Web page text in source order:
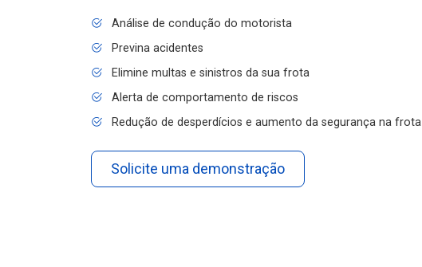
Análise de condução do motorista
Previna acidentes
Elimine multas e sinistros da sua frota
Alerta de comportamento de riscos
Redução de desperdícios e aumento da segurança na frota
Solicite uma demonstração